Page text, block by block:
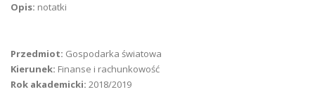
Opis: notatki
Przedmiot: Gospodarka światowa
Kierunek: Finanse i rachunkowość
Rok akademicki: 2018/2019